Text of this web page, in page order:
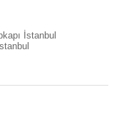
İstanbul